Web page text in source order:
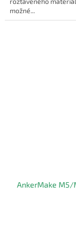
možné...
AnkerMake M5/